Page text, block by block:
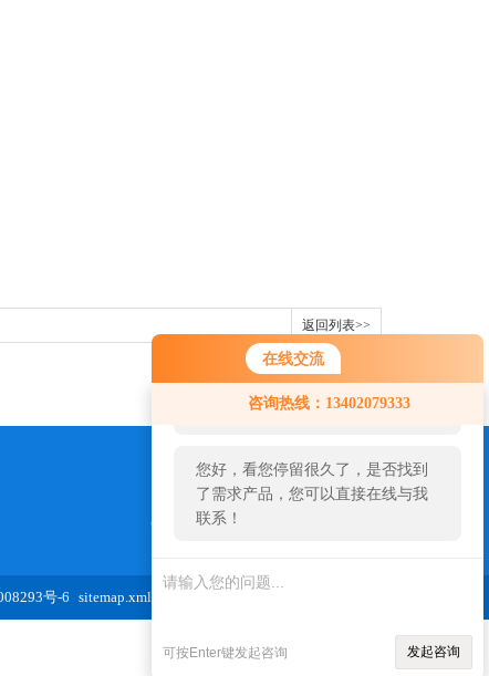
在线交流
咨询热线：13402079333
您好！欢迎前来咨询，很高兴为您
服务，请问您要咨询什么问题呢？
您好，看您停留很久了，是否找到
了需求产品，您可以直接在线与我
联系！
可按Enter键发起咨询 发起咨询
返回列表>>
973654827@qq.com
号-6 sitemap.xml